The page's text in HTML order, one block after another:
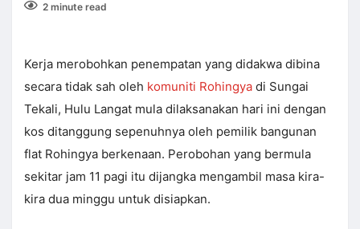
2 minute read
Kerja merobohkan penempatan yang didakwa dibina
secara tidak sah oleh komuniti Rohingya di Sungai
Tekali, Hulu Langat mula dilaksanakan hari ini dengan
kos ditanggung sepenuhnya oleh pemilik bangunan
flat Rohingya berkenaan. Perobohan yang bermula
sekitar jam 11 pagi itu dijangka mengambil masa kira-
kira dua minggu untuk disiapkan.